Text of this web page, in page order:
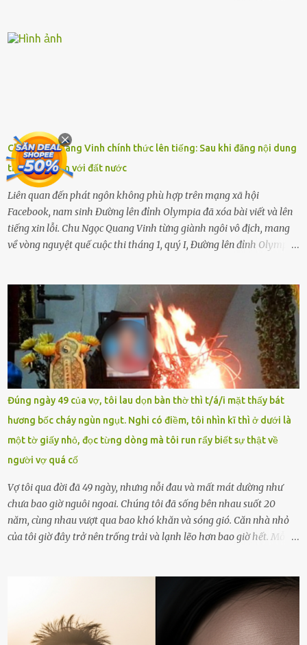
khuyên nhủ con thật cẩn thận. Nếu cháu không nghe lời, cảnh sát
để được giúp đỡ thì có thể sẽ bỏ lỡ cơ hội và gặp nguy hiểm. Trẻ con
có biết gì đâu Nhiều người cứ coi trẻ còn nhỏ nên dù có phạm sai
lầm, thì họ cũng không trách mắng. Nhưng nếu người lớn tuổi
không dạy con cẩn...
Chu Ngọc Quang Vinh chính thức lên tiếng: Sau khi đăng nội dung
thể hiện vô ơn với đất nước
Liên quan đến phát ngôn không phù hợp trên mạng xã hội
Facebook, nam sinh Đường lên đỉnh Olympia đã xóa bài viết và lên
tiếng xin lỗi. Chu Ngọc Quang Vinh từng giành ngôi vô địch, mang
về vòng nguyệt quế cuộc thi tháng 1, quý I, Đường lên đỉnh Olympia.
chưa phù hợp, gây xôn xao, bức xúc trong dư luận. Ngay sau đó,
Trường THPT Chuyên Nguyễn Tất Thành báo cáo xác nhận tài
khoản Chu Vinh là của học sinh Chu Ngọc Quang Vinh, lớp 12 Anh
của nhà trường. Nam sinh này từng giành ngôi vô địch, mang về
vòng nguyệt quế cuộc thi tháng 1, quý I, Đường lên đỉnh Olympia
năm thứ 24. Quá trình giáo dục, học sinh Chu Ngọc Quang Vinh đã
nhận thức được nội dung bài viết của bản thân trên mạng xã hội
ngày 1.9 là chưa phù hợp nên đã chủ động gỡ bài viết và đăng bài
xin lỗi trên trang Facebook cá nhân. Chu Ngọc Quang Vinh làm việc
với cơ quan chức năng. Ảnh: Đơn vị cung...
Đúng ngày 49 của vợ, tôi lau dọn bàn thờ thì t/á/i mặt thấy bát
hương bốc cháy ngùn ngụt. Nghi có điềm, tôi nhìn kĩ thì ở dưới là
một tờ giấy nhỏ, đọc từng dòng mà tôi run rẩy biết sự thật về
người vợ quá cố
Vợ tôi qua đời đã 49 ngày, nhưng nỗi đau và mất mát dường như
chưa bao giờ nguôi ngoai. Chúng tôi đã sống bên nhau suốt 20
năm, cùng nhau vượt qua bao khó khăn và sóng gió. Căn nhà nhỏ
của tôi giờ đây trở nên trống trải và lạnh lẽo hơn bao giờ hết. Mỗi
rơi vào khoảng trống vô tận, chẳng còn muốn làm gì ngoài việc
ngồi lặng lẽ nhớ về cô ấy. Nhưng cuộc sống không cho phép tôi mãi
chìm đắm trong đau khổ. Họ hàng, bạn bè và những người thân
thiết đã đến bên, giúp tôi tổ chức tang lễ chu toàn. Và hôm nay là